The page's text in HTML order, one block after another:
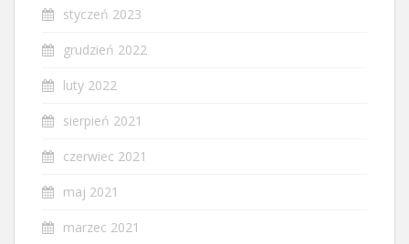
styczeń 2023
grudzień 2022
luty 2022
sierpień 2021
czerwiec 2021
maj 2021
marzec 2021